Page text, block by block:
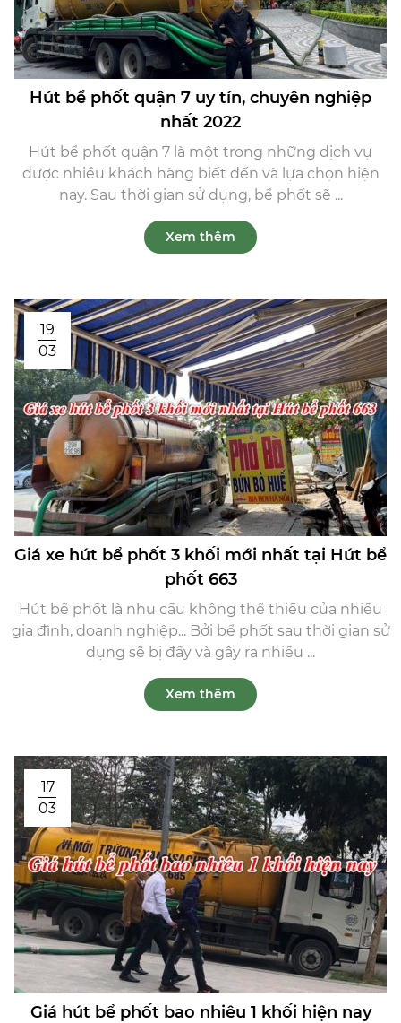
Hút bể phốt quận 7 uy tín, chuyên nghiệp
nhất 2022
Hút bể phốt quận 7 là một trong những dịch vụ
được nhiều khách hàng biết đến và lựa chọn hiện
nay. Sau thời gian sử dụng, bể phốt sẽ ...
Xem thêm
19
03
Giá xe hút bể phốt 3 khối mới nhất tại Hút bể
phốt 663
Hút bể phốt là nhu cầu không thể thiếu của nhiều
gia đình, doanh nghiệp... Bởi bể phốt sau thời gian sử
dụng sẽ bị đầy và gây ra nhiều ...
Xem thêm
17
03
Giá hút bể phốt bao nhiêu 1 khối hiện nay